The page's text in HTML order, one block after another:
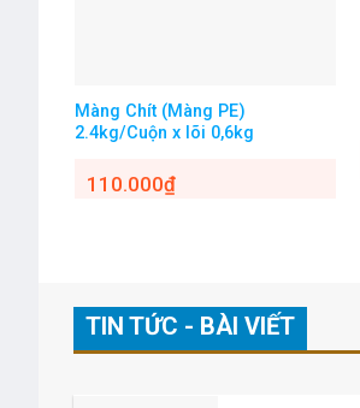
Màng Chít (Màng PE)
2.4kg/Cuộn x lõi 0,6kg
110.000₫
TIN TỨC - BÀI VIẾT